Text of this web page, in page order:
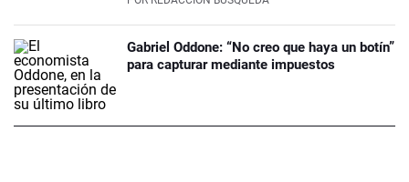
Gabriel Oddone: “No creo que haya un botín”
para capturar mediante impuestos